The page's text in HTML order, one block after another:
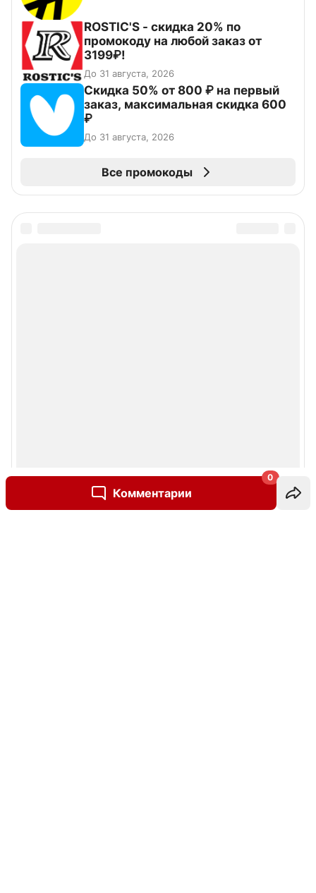
Комментарии
0
ROSTIC'S - скидка 20% по
промокоду на любой заказ от
3199₽!
До 31 августа, 2026
Скидка 50% от 800 ₽ на первый
заказ, максимальная скидка 600
₽
До 31 августа, 2026
Все промокоды